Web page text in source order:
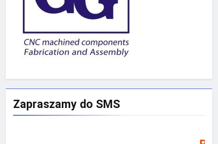
Zapraszamy do SMS